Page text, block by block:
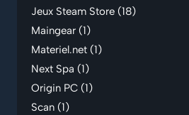
Jeux Steam Store (18)
Maingear (1)
Materiel.net (1)
Next Spa (1)
Origin PC (1)
Scan (1)